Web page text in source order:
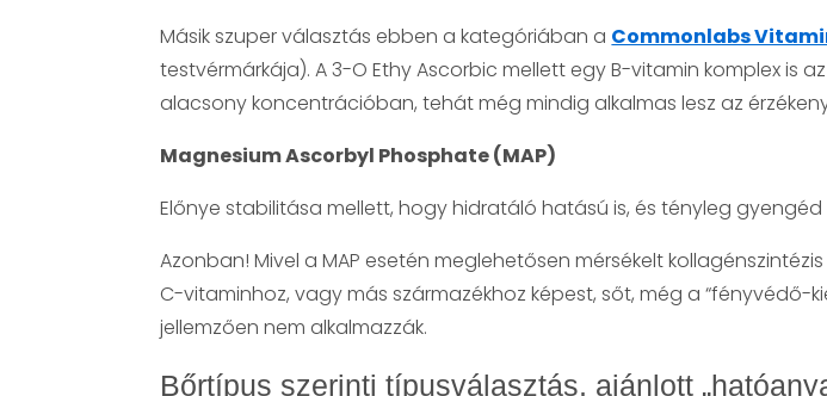
Másik szuper választás ebben a kategóriában a Commonlabs
testvérmárkája). A 3-O Ethy Ascorbic mellett egy B-vitamin komplex is
alacsony koncentrációban, tehát még mindig alkalmas lesz az
Magnesium Ascorbyl Phosphate (MAP)
Előnye stabilitása mellett, hogy hidratáló hatású is, és tényleg gyengéd
Azonban! Mivel a MAP esetén meglehetősen mérsékelt
C-vitaminhoz, vagy más származékhoz képest, sőt, még a “fényvédő-
jellemzően nem alkalmazzák.
Bőrtípus szerinti típusválasztás, ajánlott